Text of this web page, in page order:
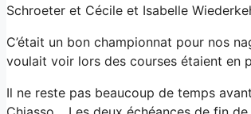
Schroeter et Cécile et Isabelle
C’était un bon championnat pour nos
voulait voir lors des courses étaient en
Il ne reste pas beaucoup de temps